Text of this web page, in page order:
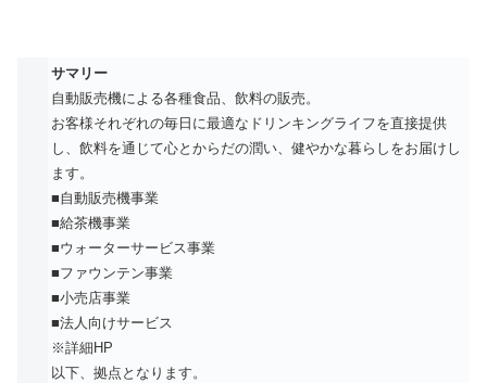
サマリー
自動販売機による各種食品、飲料の販売。
お客様それぞれの毎日に最適なドリンキングライフを直接提供
し、飲料を通じて心とからだの潤い、健やかな暮らしをお届けし
ます。
■自動販売機事業
■給茶機事業
■ウォーターサービス事業
■ファウンテン事業
■小売店事業
■法人向けサービス
※詳細HP
以下、拠点となります。